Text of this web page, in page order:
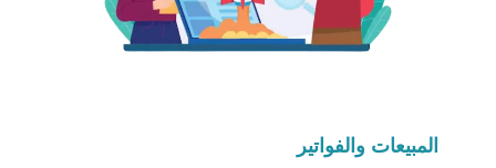
المبيعات والفواتير